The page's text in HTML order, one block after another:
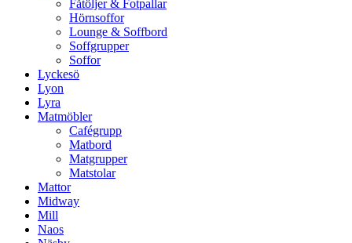
Fåtöljer & Fotpallar
Hörnsoffor
Lounge & Soffbord
Soffgrupper
Soffor
Lyckesö
Lyon
Lyra
Matmöbler
Cafégrupp
Matbord
Matgrupper
Matstolar
Mattor
Midway
Mill
Naos